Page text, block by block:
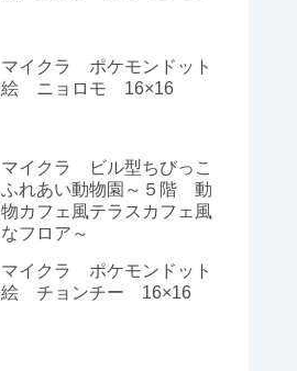
マイクラ ポケモンドット
絵 ニョロモ 16×16
マイクラ ビル型ちびっこ
ふれあい動物園～５階 動
物カフェ風テラスカフェ風
なフロア～
マイクラ ポケモンドット
絵 チョンチー 16×16